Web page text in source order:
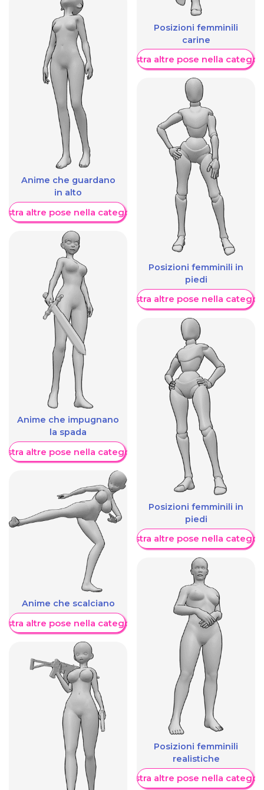
Anime che guardano
in alto
altre pose nella categoria
Anime che impugnano
la spada
altre pose nella categoria
Anime che scalciano
altre pose nella categoria
Posizioni femminili
carine
Mostra altre pose nella
Posizioni femminili in
piedi
Mostra altre pose nella
Posizioni femminili in
piedi
Mostra altre pose nella
Posizioni femminili
realistiche
Mostra altre pose nella